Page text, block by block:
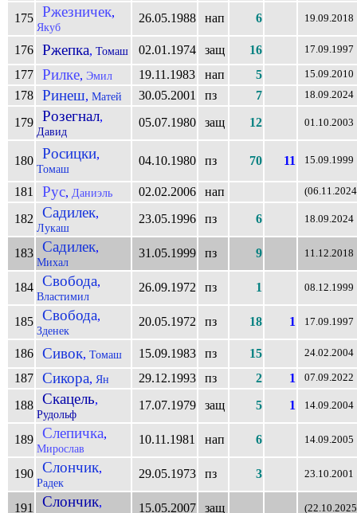
175 Ржезничек,
Якуб
26.05.1988 нап 6 19.09.2018
176 Ржепка, Томаш 02.01.1974 защ 16 17.09.1997
177 Рилке, Эмил 19.11.1983 нап 5 15.09.2010
178 Ринеш, Матей 30.05.2001 пз 7 18.09.2024
179 Розегнал,
Давид
05.07.1980 защ 12 01.10.2003
180 Росицки,
Томаш
04.10.1980 пз 70 11 15.09.1999
181 Рус, Даниэль 02.02.2006 нап
182 Садилек,
Лукаш
23.05.1996 пз 6 18.09.2024
183 Садилек,
Михал
31.05.1999 пз 9 11.12.2018
184 Свобода,
Властимил
26.09.1972 пз 1 08.12.1999
185 Свобода,
Зденек
20.05.1972 пз 18 1 17.09.1997
186 Сивок, Томаш 15.09.1983 пз 15 24.02.2004
187 Сикора, Ян 29.12.1993 пз 2 1 07.09.2022
188 Скацель,
Рудольф
17.07.1979 защ 5 1 14.09.2004
189 Слепичка,
Мирослав
10.11.1981 нап 6 14.09.2005
190 Слончик,
Радек
29.05.1973 пз 3 23.10.2001
191 Слончик, 15.05.2007 защ